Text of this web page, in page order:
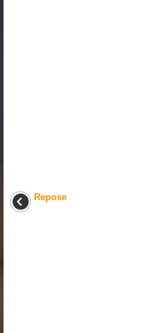
Repose